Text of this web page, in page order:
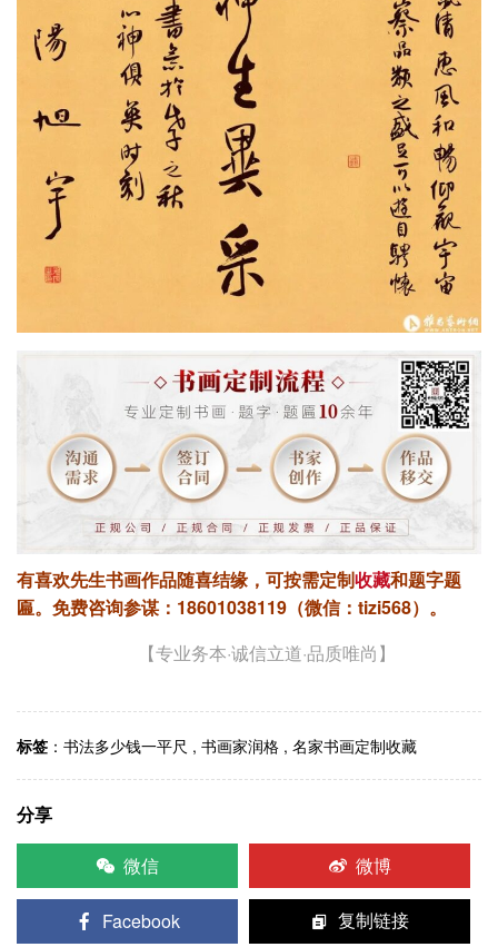
有喜欢先生书画作品随喜结缘，可按需定制收藏和题字题
匾。 免费咨询参谋：18601038119（微信：tizi568）。
【专业务本·诚信立道·品质唯尚】
标签 ： 书法多少钱一平尺 , 书画家润格 , 名家书画定制收藏
分享
微信
微博
Facebook 复制链接